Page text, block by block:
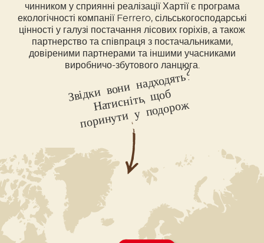
чинником у сприянні реалізації Хартії є програма
екологічності компанії Ferrero, сільськогосподарські
цінності у галузі постачання лісових горіхів, а також
партнерство та співпраця з постачальниками,
довіреними партнерами та іншими учасниками
виробничо-збутового ланцюга.
Звідки вони надходять?
Натисніть,
щоб
поринути у подоро
ж